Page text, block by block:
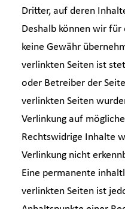
Dritter, auf deren
Deshalb können wir
keine Gewähr
verlinkten Seiten ist
oder Betreiber der
verlinkten Seiten
Verlinkung auf
Rechtswidrige Inhalte
Verlinkung nicht
Eine permanente
verlinkten Seiten ist